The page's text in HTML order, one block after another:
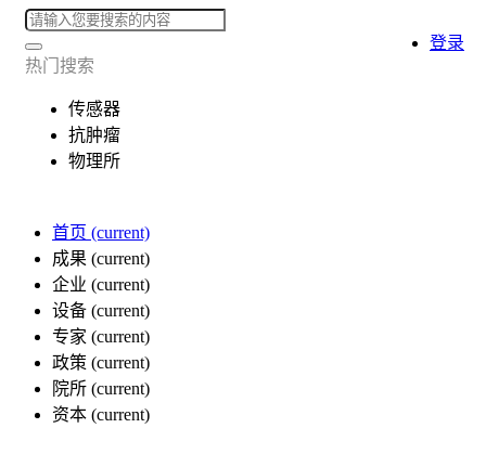
热门搜索
传感器
抗肿瘤
物理所
首页 (current)
成果 (current)
企业 (current)
设备 (current)
专家 (current)
政策 (current)
院所 (current)
资本 (current)
登录